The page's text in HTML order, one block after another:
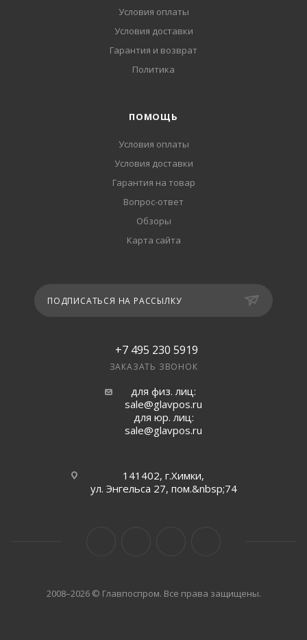
Условия оплаты
Условия доставки
Гарантия и возврат
Политика
ПОМОЩЬ
Условия оплаты
Условия доставки
Гарантия на товар
Вопрос-ответ
Обзоры
Карта сайта
ПОДПИСАТЬСЯ НА РАССЫЛКУ
+7 495 230 5919
ЗАКАЗАТЬ ЗВОНОК
для физ. лиц:
sale@glavpos.ru
для юр. лиц:
sale@glavpos.ru
141402, г.Химки,
ул. Энгельса 27, пом.&nbsp;74
2008–2026 © Главпоспром. Все права защищены.